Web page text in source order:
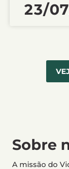
23/
Sobre
A missão do